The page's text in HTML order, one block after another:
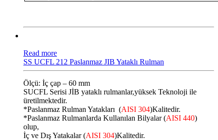
Read more
SS UCFL 212 Paslanmaz JIB Yataklı Rulman
Ölçü: İç çap – 60 mm
SUCFL Serisi JİB ​​yataklı rulmanlar,yüksek Teknoloji ile
üretilmektedir.
*Paslanmaz Rulman Yatakları (AISI 304)Kalitedir.
*Paslanmaz Rulmanlarda Kullanılan Bilyalar (AISI 440)
olup,
İç ve Dış Yatakalar (AISI 304)Kalitedir.